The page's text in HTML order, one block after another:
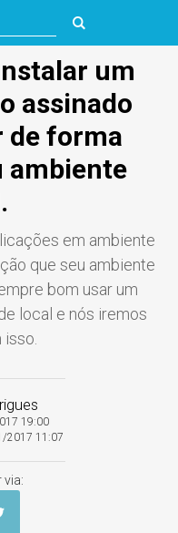
um
assinado
de forma
ambiente
em ambiente
que seu ambiente
bom usar um
local e nós iremos
19:00
2017 11:07
via: